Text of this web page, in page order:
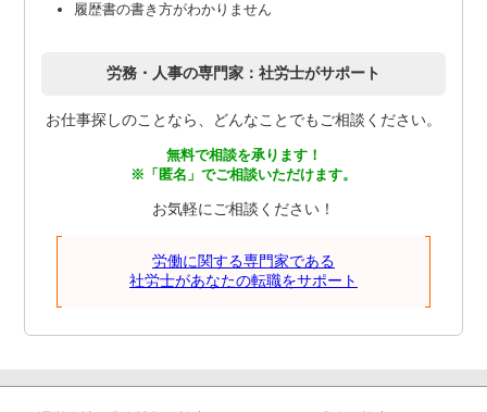
履歴書の書き方がわかりません
労務・人事の専門家：社労士がサポート
お仕事探しのことなら、どんなことでもご相談ください。
無料で相談を承ります！
※「匿名」でご相談いただけます。
お気軽にご相談ください！
労働に関する専門家である
社労士があなたの転職をサポート